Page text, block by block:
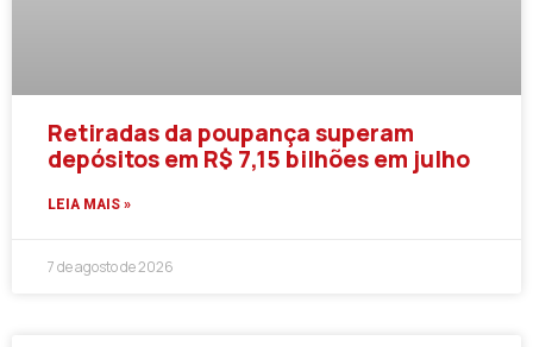
Retiradas da poupança superam
depósitos em R$ 7,15 bilhões em julho
LEIA MAIS »
7 de agosto de 2026